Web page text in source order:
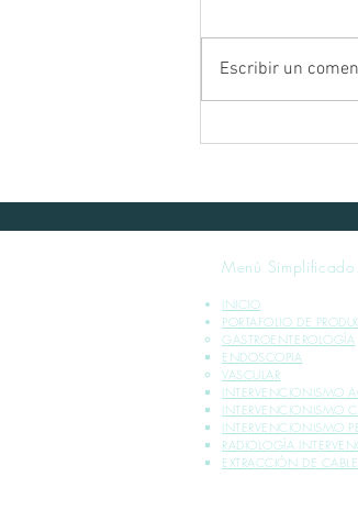
Escribir un
Menú
INICIO
PORTAFOLIO DE
GASTROENTEROLOGÍA
ENDOSCOPIA
VASCULAR
INTERVENCIONISMO
INTERVENCIONISMO
INTERVENCIONISMO
RADIOLOGÍA
EXTRACCIÓN DE